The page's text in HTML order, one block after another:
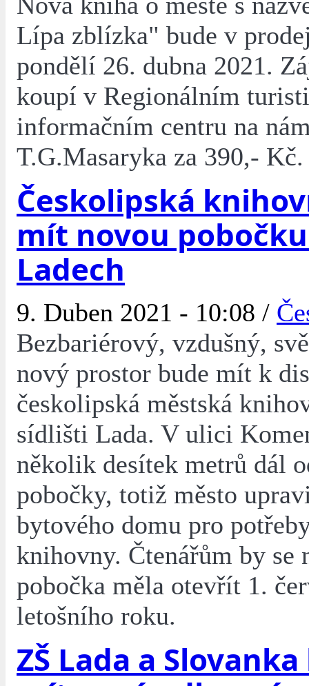
Lípa zblízka" bude v
pondělí 26. dubna 2021.
koupí v Regionálním
informačním centru na
T.G.Masaryka za 390,- Kč.
Českolipská
mít novou
Ladech
9. Duben 2021 - 10:08 /
Bezbariérový, vzdušný,
nový prostor bude mít k
českolipská městská
sídlišti Lada. V ulici
několik desítek metrů dál
pobočky, totiž město
bytového domu pro
knihovny. Čtenářům by se
pobočka měla otevřít 1.
letošního roku.
ZŠ Lada a